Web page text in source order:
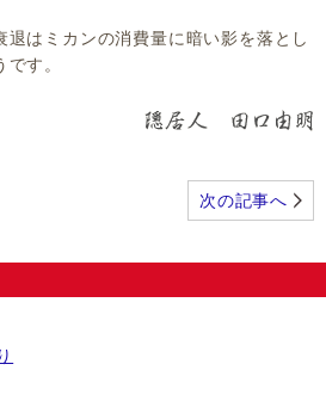
はミカンの消費量に暗い影を落とし
す。
次の記事へ